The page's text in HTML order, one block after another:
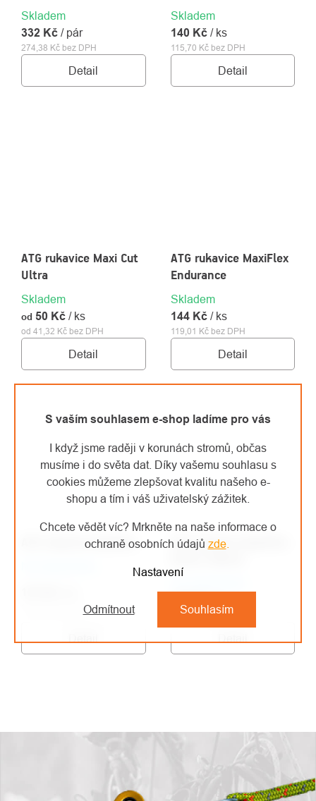
S vaším souhlasem e-shop ladíme pro vás
I když jsme raději v korunách stromů, občas
musíme i do světa dat. Díky vašemu souhlasu s
cookies můžeme zlepšovat kvalitu našeho e-
shopu a tím i váš uživatelský zážitek.
Chcete vědět víc? Mrkněte na naše informace o
ochraně osobních údajů zde.
Nastavení
Odmítnout Souhlasím
Skladem
274,38 Kč bez DPH
332 Kč / pár
Detail
Skladem
115,70 Kč bez DPH
140 Kč / ks
Detail
ATG rukavice Maxi Cut
Ultra
Skladem
od 41,32 Kč bez DPH
od 50 Kč / ks
Detail
ATG rukavice MaxiFlex
Endurance
Skladem
119,01 Kč bez DPH
144 Kč / ks
Detail
ATG rukavice MaxiDex
100 Kč bez DPH
ATG rukavice MaxiFlex
115,70 Kč bez DPH